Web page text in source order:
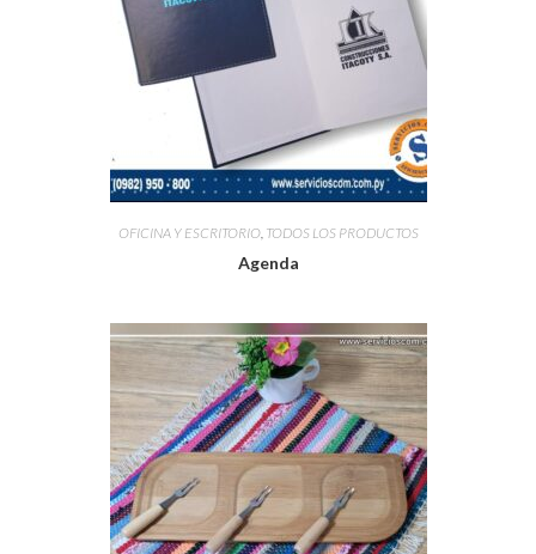
OFICINA Y ESCRITORIO, TODOS LOS PRODUCTOS
Agenda